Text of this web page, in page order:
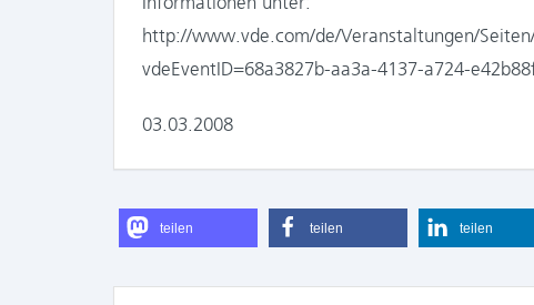
http://www.vde.com/de/Veranstaltungen/
vdeEventID=68a3827b-aa3a-4137-a724-
03.03.2008
teilen teilen teilen